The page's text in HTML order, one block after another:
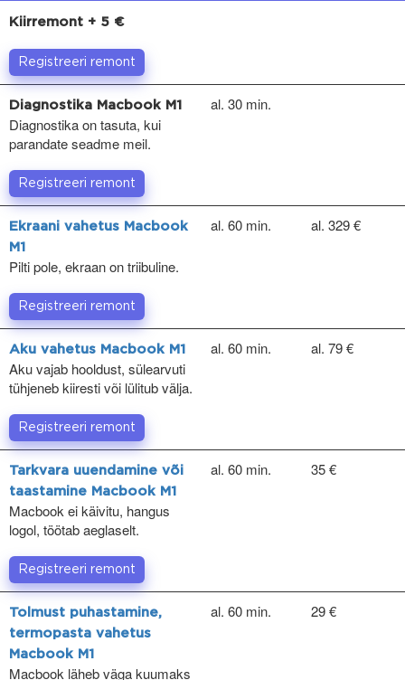
Kiirremont + 5 €
Registreeri remont
Diagnostika Macbook M1
Diagnostika on tasuta, kui
parandate seadme meil.
al. 30 min.
Registreeri remont
Ekraani vahetus Macbook
M1
Pilti pole, ekraan on triibuline.
al. 60 min. al. 329 €
Registreeri remont
Aku vahetus Macbook M1
Aku vajab hooldust, sülearvuti
tühjeneb kiiresti või lülitub välja.
al. 60 min. al. 79 €
Registreeri remont
Tarkvara uuendamine või
taastamine Macbook M1
Macbook ei käivitu, hangus
logol, töötab aeglaselt.
al. 60 min. 35 €
Registreeri remont
Tolmust puhastamine,
termopasta vahetus
Macbook M1
Macbook läheb väga kuumaks
al. 60 min. 29 €